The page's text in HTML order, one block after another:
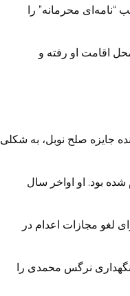
و چند نفر دیگر، اعلام کرد در صورت آزاد نشدن آنان تا ساعت ۱۲ امشب “نامه‌ای محرمانه” را
امنیتی مجدداً به محل اقامت او رفته و
جایزه صلح نوبل، به شکلی
بود. او اواخر سال
برای لغو مجازات اعدام در
نگهداری نرگس محمدی را